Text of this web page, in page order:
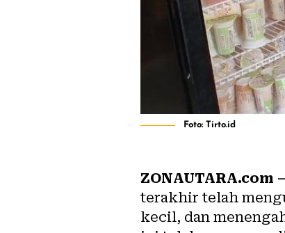
Foto: Tirto.id
ZONAUTARA.com –
terakhir telah
kecil, dan